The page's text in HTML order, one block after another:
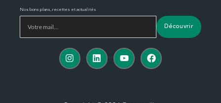
Nos bons plans, recettes et actualités
Découvrir